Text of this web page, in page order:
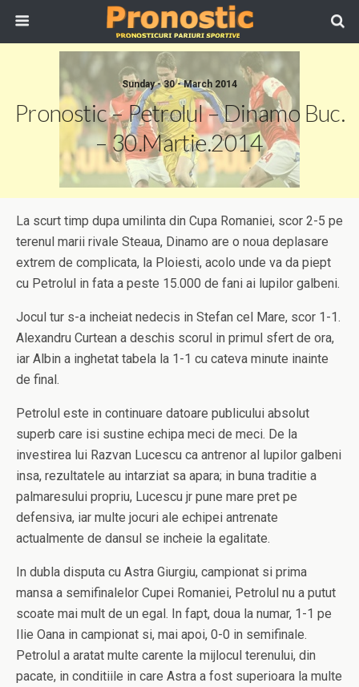
Sunday - 30 - March 2014
Pronostic – Petrolul – Dinamo Buc.
– 30.Martie.2014
La scurt timp dupa umilinta din Cupa Romaniei, scor 2-5 pe
terenul marii rivale Steaua, Dinamo are o noua deplasare
extrem de complicata, la Ploiesti, acolo unde va da piept
cu Petrolul in fata a peste 15.000 de fani ai lupilor galbeni.
Jocul tur s-a incheiat nedecis in Stefan cel Mare, scor 1-1.
Alexandru Curtean a deschis scorul in primul sfert de ora,
iar Albin a inghetat tabela la 1-1 cu cateva minute inainte
de final.
Petrolul este in continuare datoare publicului absolut
superb care isi sustine echipa meci de meci. De la
investirea lui Razvan Lucescu ca antrenor al lupilor galbeni
insa, rezultatele au intarziat sa apara; in buna traditie a
palmaresului propriu, Lucescu jr pune mare pret pe
defensiva, iar multe jocuri ale echipei antrenate
actualmente de dansul se incheie la egalitate.
In dubla disputa cu Astra Giurgiu, campionat si prima
mansa a semifinalelor Cupei Romaniei, Petrolul nu a putut
scoate mai mult de un egal. In fapt, doua la numar, 1-1 pe
Ilie Oana in campionat si, mai apoi, 0-0 in semifinale.
Petrolul a aratat multe carente la mijlocul terenului, din
pacate, in conditiile in care Astra a fost superioara la multe